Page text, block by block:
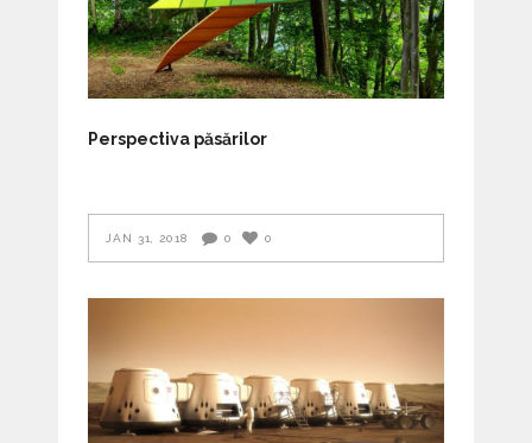
Perspectiva păsărilor
JAN 31, 2018 0 0